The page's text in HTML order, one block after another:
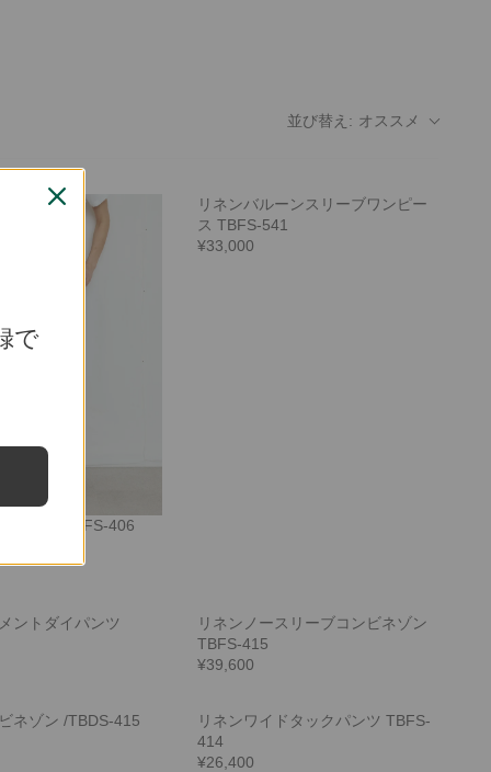
並び替え: オススメ
パンツ TBFS-406
リネンバルーンスリーブワンピー
ス TBFS-541
¥33,000
ントダイパンツ
リネンノースリーブコンビネゾン
TBFS-415
¥39,600
ネゾン /TBDS-415
リネンワイドタックパンツ TBFS-
414
¥26,400
で